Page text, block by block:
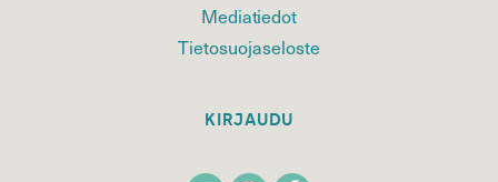
Mediatiedot
Tietosuojaseloste
KIRJAUDU